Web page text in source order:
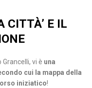
CITTÀ’ E IL
vi è una
cui la mappa della
iniziatico!